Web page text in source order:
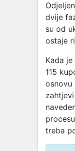
dvije
su od
ostaje
Kada
115
osnovu
treba